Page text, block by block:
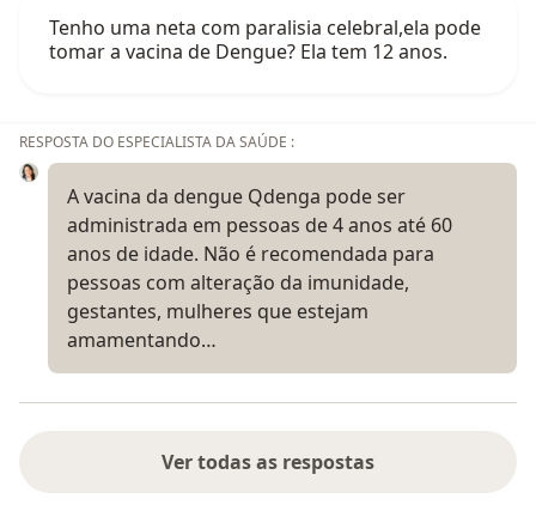
Tenho uma neta com paralisia celebral,ela pode
tomar a vacina de Dengue? Ela tem 12 anos.
RESPOSTA DO ESPECIALISTA DA SAÚDE :
A vacina da dengue Qdenga pode ser
administrada em pessoas de 4 anos até 60
anos de idade. Não é recomendada para
pessoas com alteração da imunidade,
gestantes, mulheres que estejam
amamentando…
Ver todas as respostas